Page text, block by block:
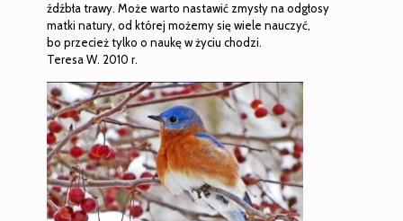
źdźbła trawy. Może warto nastawić zmysły na odgłosy
matki natury, od której możemy się wiele nauczyć,
bo przecież tylko o naukę w życiu chodzi.
Teresa W. 2010 r.